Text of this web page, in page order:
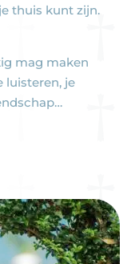
thuis kunt zijn.
mag maken
luisteren, je